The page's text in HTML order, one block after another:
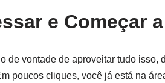
e Começar
de vontade de aproveitar tudo isso,
poucos cliques, você já está na